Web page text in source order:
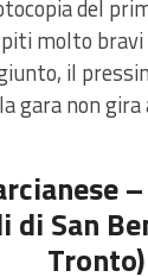
del
molto bravi
il
gara non
di San
Tronto)